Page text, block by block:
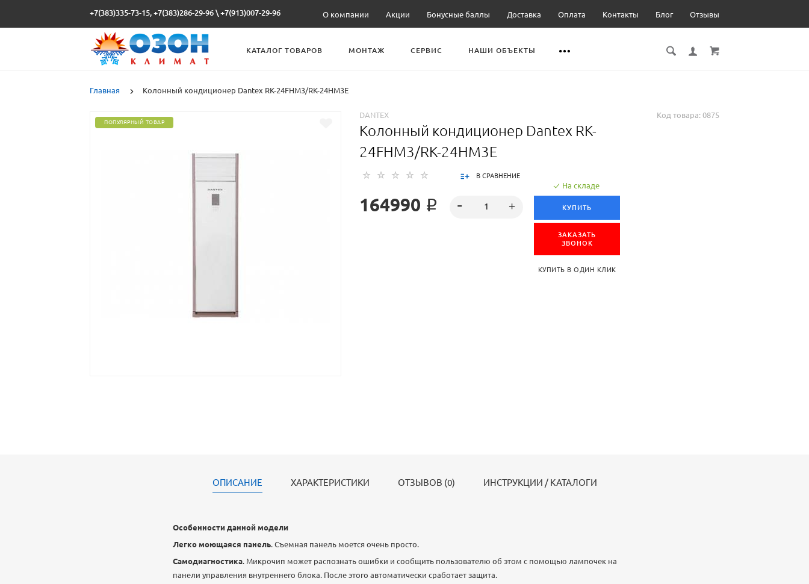
+7(383)335-73-15, +7(383)286-29-96 \+7(913)007-29-96 О компании Акции Бонусные баллы Доставка Оплата Контакты Блог Отзывы
КАТАЛОГ ТОВАРОВ МОНТАЖ СЕРВИС НАШИ ОБЪЕКТЫ
Главная Колонный кондиционер Dantex RK-24FHM3/RK-24HM3E
ПОПУЛЯРНЫЙ ТОВАР
Код товара: 0875
DANTEX
Колонный кондиционер Dantex RK-
24FHM3/RK-24HM3E
В СРАВНЕНИЕ
164990 ₽
На складе
КУПИТЬ
ЗАКАЗАТЬ
ЗВОНОК
КУПИТЬ В ОДИН КЛИК
ОПИСАНИЕ ХАРАКТЕРИСТИКИ ОТЗЫВОВ (0) ИНСТРУКЦИИ / КАТАЛОГИ
Особенности данной модели
Легко моющаяся панель. Съемная панель моется очень просто.
Самодиагностика. Микрочип может распознать ошибки и сообщить пользователю об этом с помощью лампочек на
панели управления внутреннего блока. После этого автоматически сработает защита.